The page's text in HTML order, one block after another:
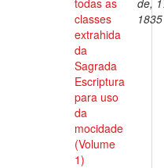
todas as
classes
extrahida
da
Sagrada
Escriptura
para uso
da
mocidade
(Volume
1)
de,
1835